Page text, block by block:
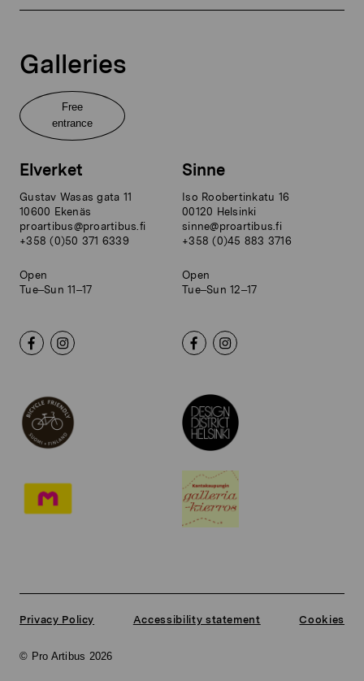
Galleries
Free
entrance
Elverket
Gustav Wasas gata 11
10600 Ekenäs
proartibus@proartibus.fi
+358 (0)50 371 6339
Open
Tue–Sun 11–17
Sinne
Iso Roobertinkatu 16
00120 Helsinki
sinne@proartibus.fi
+358 (0)45 883 3716
Open
Tue–Sun 12–17
© Pro Artibus 2026
Privacy Policy Accessibility statement Cookies